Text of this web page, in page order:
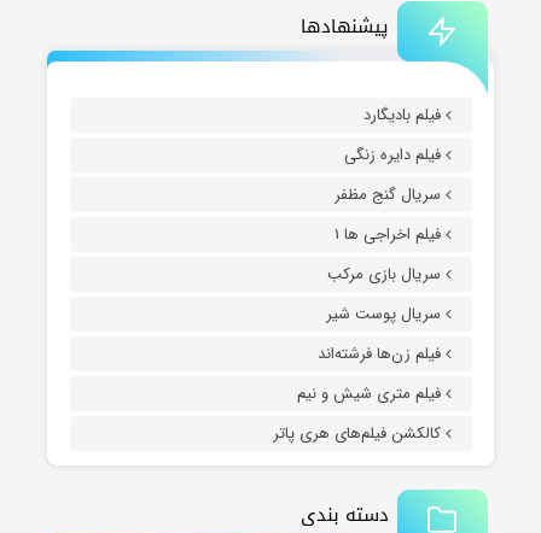
پیشنهادها
فیلم بادیگارد
فیلم دایره زنگی
سریال گنج مظفر
فیلم اخراجی ها ۱
سریال بازی مرکب
سریال پوست شیر
فیلم زن‌ها فرشته‌اند
فیلم متری شیش و نیم
کالکشن فیلم‌های هری پاتر
دسته بندی